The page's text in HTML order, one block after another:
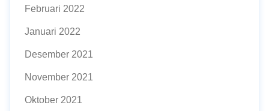
Februari 2022
Januari 2022
Desember 2021
November 2021
Oktober 2021